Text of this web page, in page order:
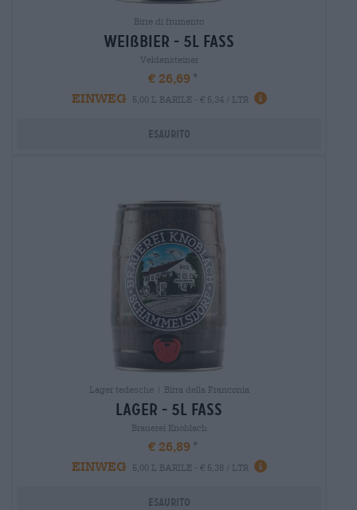
Birre di frumento
weißbier - 5l fass
Veldensteiner
€ 26,69
EINWEG
5,00 L BARILE - € 5,34 / LTR
Esaurito
Lager tedesche | Birra della Franconia
lager - 5l fass
Brauerei Knoblach
€ 26,89
EINWEG
5,00 L BARILE - € 5,38 / LTR
Esaurito